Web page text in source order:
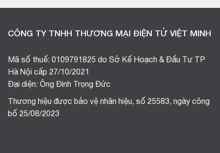
CÔNG TY TNHH THƯƠNG MẠI ĐIỆN TỬ VIỆT MINH
Mã số thuế: 0109791825 do Sở Kế Hoạch & Đầu Tư TP
Hà Nội cấp 27/10/2021
Đại diện: Ông Đinh Trọng Đức
Thương hiệu được bảo vệ nhãn hiệu, số 25583, ngày công
bố 25/08/2023